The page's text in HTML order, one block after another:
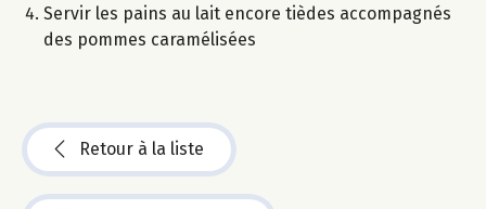
Servir les pains au lait encore tièdes accompagnés
des pommes caramélisées
Retour à la liste